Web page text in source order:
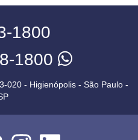
1800
1800
020 - Higienópolis - São Paulo -